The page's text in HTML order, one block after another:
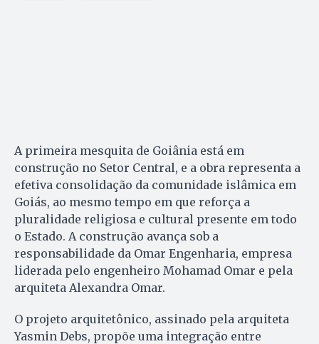
A primeira mesquita de Goiânia está em
construção no Setor Central, e a obra representa a
efetiva consolidação da comunidade islâmica em
Goiás, ao mesmo tempo em que reforça a
pluralidade religiosa e cultural presente em todo
o Estado. A construção avança sob a
responsabilidade da Omar Engenharia, empresa
liderada pelo engenheiro Mohamad Omar e pela
arquiteta Alexandra Omar.
O projeto arquitetônico, assinado pela arquiteta
Yasmin Debs, propõe uma integração entre